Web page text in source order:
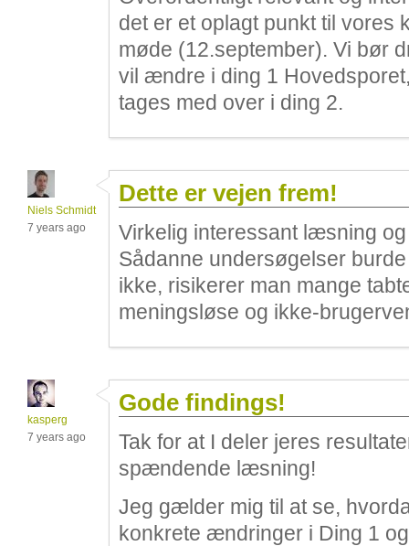
det er et oplagt punkt til vores
møde (12.september). Vi bør
vil ændre i ding 1
tages med over i ding 2.
Niels Schmidt
7 years ago
Dette er vejen frem!
Virkelig interessant læsning
Sådanne undersøgelser
ikke, risikerer man mange
meningsløse og ikke-
kasperg
7 years ago
Gode findings!
Tak for at I deler jeres
spændende læsning!
Jeg gælder mig til at se,
konkrete ændringer i Ding 1